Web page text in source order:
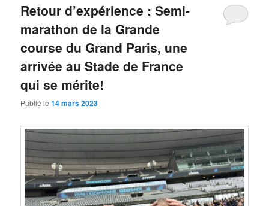
Retour d’expérience : Semi-
marathon de la Grande
course du Grand Paris, une
arrivée au Stade de France
qui se mérite!
Publié le14 mars 2023